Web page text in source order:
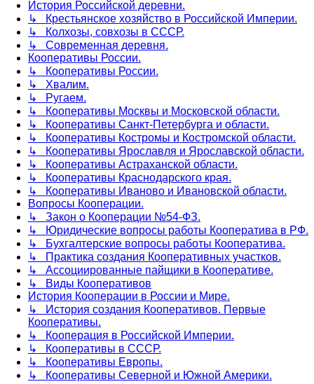
История Российской деревни.
↳ Крестьянское хозяйство в Российской Империи.
↳ Колхозы, совхозы в СССР.
↳ Современная деревня.
Кооперативы России.
↳ Кооперативы России.
↳ Хвалим.
↳ Ругаем.
↳ Кооперативы Москвы и Московской области.
↳ Кооперативы Санкт-Петербурга и области.
↳ Кооперативы Костромы и Костромской области.
↳ Кооперативы Ярославля и Ярославской области.
↳ Кооперативы Астраханской области.
↳ Кооперативы Краснодарского края.
↳ Кооперативы Иваново и Ивановской области.
Вопросы Кооперации.
↳ Закон о Кооперации №54-ФЗ.
↳ Юридические вопросы работы Кооператива в РФ.
↳ Бухгалтерские вопросы работы Кооператива.
↳ Практика создания Кооперативных участков.
↳ Ассоциированные пайщики в Кооперативе.
↳ Виды Кооперативов
История Кооперации в России и Мире.
↳ История создания Кооперативов. Первые
Кооперативы.
↳ Кооперация в Российской Империи.
↳ Кооперативы в СССР.
↳ Кооперативы Европы.
↳ Кооперативы Северной и Южной Америки.